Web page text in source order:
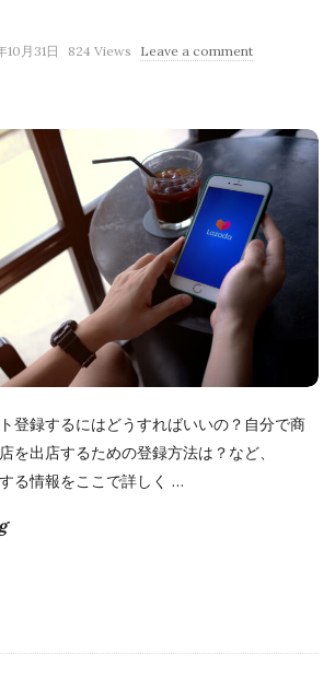
10月31日 824 Views Leave a comment
登録するにはどうすればいいの？自分で商
を出店するための登録方法は？など、
る情報をここで詳しく …